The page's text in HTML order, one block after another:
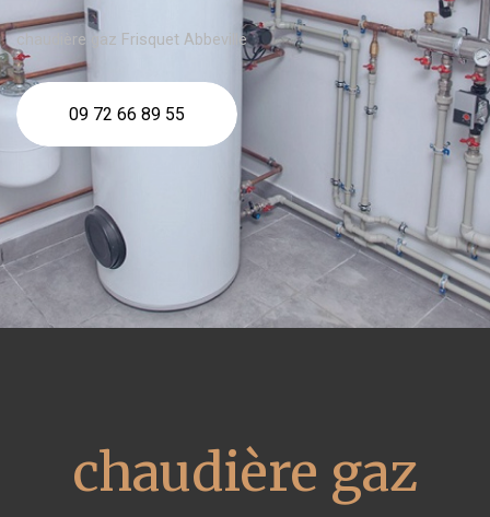
chaudière gaz Frisquet Abbeville
09 72 66 89 55
chaudière gaz